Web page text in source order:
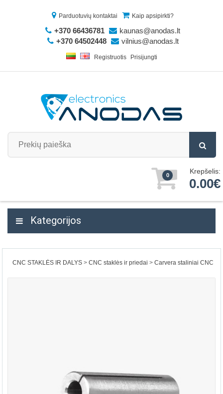
Parduotuvių kontaktai Kaip apsipirkti?
+370 66436781
kaunas@anodas.lt
+370 64502448
vilnius@anodas.lt
Registruotis Prisijungti
0 Krepšelis:
0.00€
Kategorijos
CNC STAKLĖS IR DALYS CNC staklės ir priedai Carvera staliniai CNC